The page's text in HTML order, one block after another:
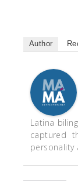
Author
Latina
captured
personality